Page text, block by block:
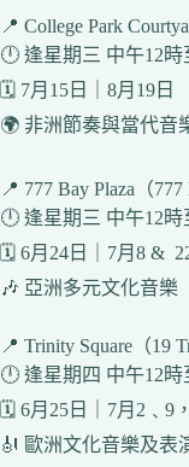
📍 College Park
🕛 逢星期三 中午12時
🗓️ 7月15日｜8月19日
🌍 非洲節奏與當代音
📍 777 Bay Plaza（777
🕛 逢星期三 中午12時
🗓️ 6月24日｜7月8 &
🎶 亞洲多元文化音樂
📍 Trinity Square（19
🕛 逢星期四 中午12時
🗓️ 6月25日｜7月2﹑9
🎻 歐洲文化音樂及表